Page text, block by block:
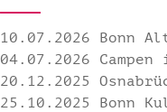
10.07.2026 Bonn
04.07.2026
20.12.2025
25.10.2025 Bonn